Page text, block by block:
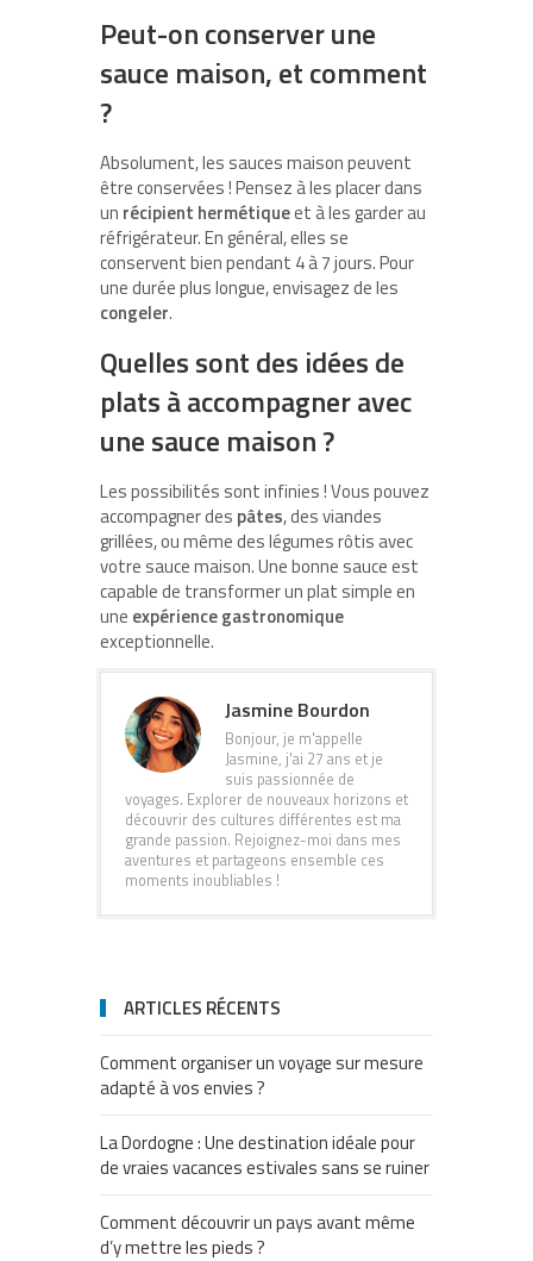
Peut-on conserver une
sauce maison, et comment
?
Absolument, les sauces maison peuvent
être conservées ! Pensez à les placer dans
un récipient hermétiqueet à les garder au
réfrigérateur. En général, elles se
conservent bien pendant 4 à 7 jours. Pour
une durée plus longue, envisagez de les
congeler.
Quelles sont des idées de
plats à accompagner avec
une sauce maison ?
Les possibilités sont infinies ! Vous pouvez
accompagner des pâtes, des viandes
grillées, ou même des légumes rôtis avec
votre sauce maison. Une bonne sauce est
capable de transformer un plat simple en
une expérience gastronomique
exceptionnelle.
Jasmine Bourdon
Bonjour, je m'appelle
Jasmine, j'ai 27 ans et je
suis passionnée de
voyages. Explorer de nouveaux horizons et
découvrir des cultures différentes est ma
grande passion. Rejoignez-moi dans mes
aventures et partageons ensemble ces
moments inoubliables !
ARTICLES RÉCENTS
Comment organiser un voyage sur mesure
adapté à vos envies ?
La Dordogne : Une destination idéale pour
de vraies vacances estivales sans se ruiner
Comment découvrir un pays avant même
d’y mettre les pieds ?